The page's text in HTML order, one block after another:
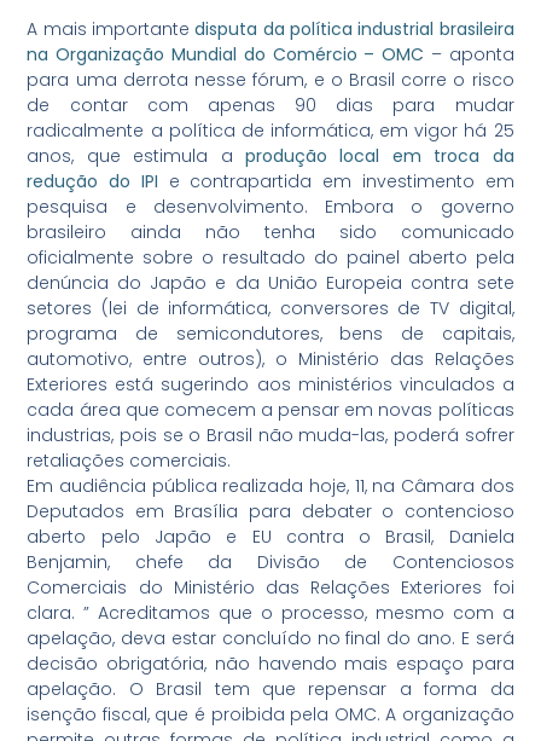
A mais importantedisputa da política industrial brasileira
na Organização Mundial do Comércio – OMC – aponta
para uma derrota nesse fórum, e o Brasil corre o risco
de contar com apenas 90 dias para mudar
radicalmente a política de informática, em vigor há 25
anos, que estimula a produção local em troca da
redução do IPI e contrapartida em investimento em
pesquisa e desenvolvimento. Embora o governo
brasileiro ainda não tenha sido comunicado
oficialmente sobre o resultado do painel aberto pela
denúncia do Japão e da União Europeia contra sete
setores (lei de informática, conversores de TV digital,
programa de semicondutores, bens de capitais,
automotivo, entre outros), o Ministério das Relações
Exteriores está sugerindo aos ministérios vinculados a
cada área que comecem a pensar em novas políticas
industrias, pois se o Brasil não muda-las, poderá sofrer
retaliações comerciais.
Em audiência pública realizada hoje, 11, na Câmara dos
Deputados em Brasília para debater o contencioso
aberto pelo Japão e EU contra o Brasil, Daniela
Benjamin, chefe da Divisão de Contenciosos
Comerciais do Ministério das Relações Exteriores foi
clara. ” Acreditamos que o processo, mesmo com a
apelação, deva estar concluído no final do ano. E será
decisão obrigatória, não havendo mais espaço para
apelação. O Brasil tem que repensar a forma da
isenção fiscal, que é proibida pela OMC. A organização